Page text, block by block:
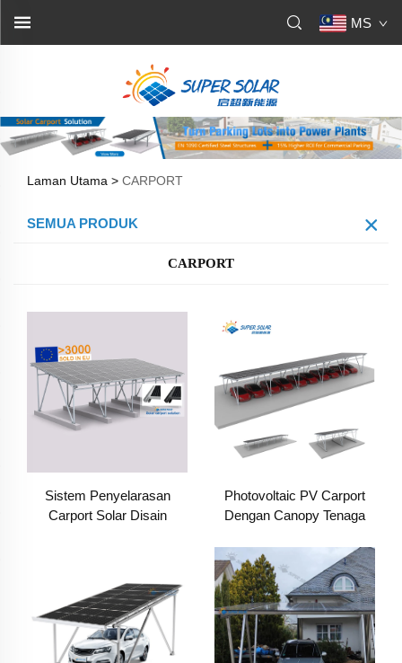
MS
Laman Utama > CARPORT
SEMUA PRODUK
CARPORT
Sistem Penyelarasan
Carport Solar Disain
Photovoltaic PV Carport
Dengan Canopy Tenaga